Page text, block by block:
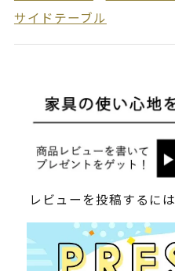
サイドテーブル
レビューを投稿するには